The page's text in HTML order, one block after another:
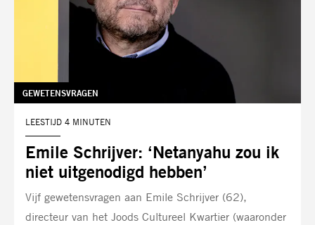
Emile Schrijver: ‘Netanyahu zou ik
niet uitgenodigd hebben’
TAG:
GEWETENSVRAGEN
LEESTIJD 4 MINUTEN
Vijf gewetensvragen aan Emile Schrijver (62),
directeur van het Joods Cultureel Kwartier (waaronder